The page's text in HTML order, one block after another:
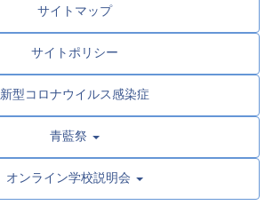
サイトマップ
サイトポリシー
新型コロナウイルス感染症
青藍祭
オンライン学校説明会